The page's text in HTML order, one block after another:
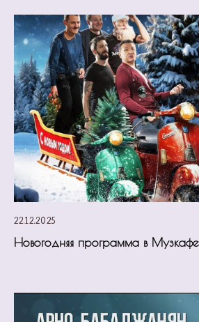
22.12.2025
Новогодняя программа в Музкафе